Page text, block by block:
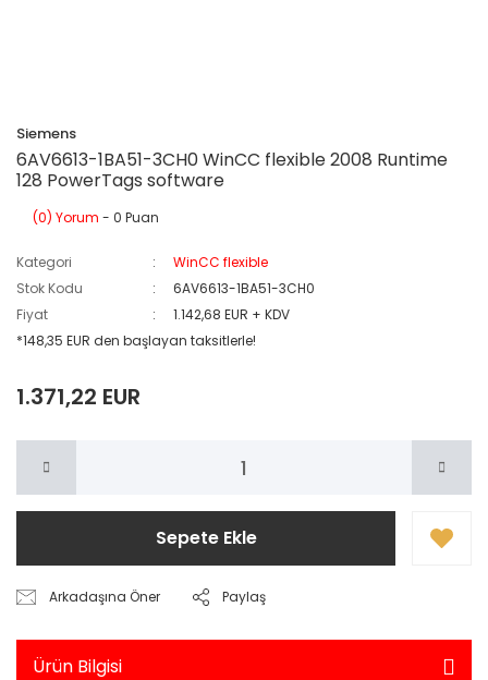
Siemens
6AV6613-1BA51-3CH0 WinCC flexible 2008 Runtime
128 PowerTags software
(0) Yorum - 0 Puan
Kategori
WinCC flexible
Stok Kodu
6AV6613-1BA51-3CH0
Fiyat
1.142,68 EUR + KDV
*148,35 EUR den başlayan taksitlerle!
1.371,22 EUR
Sepete Ekle
Arkadaşına Öner Paylaş
Ürün Bilgisi